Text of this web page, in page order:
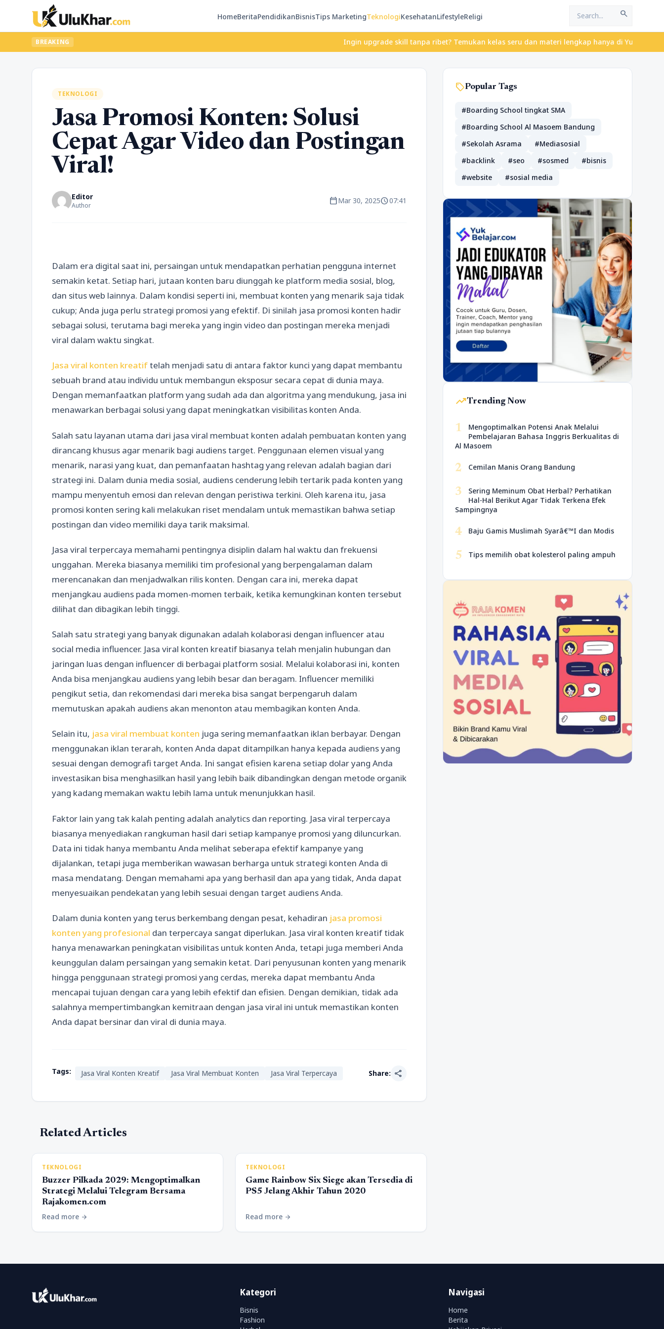
HomeBeritaPendidikanBisnisTips MarketingTeknologiKesehatanLifestyleReligi search
BREAKING Ingin upgrade skill tanpa ribet? Temukan kelas seru dan materi lengkap hanya di
TEKNOLOGI
Jasa Promosi Konten: Solusi
Cepat Agar Video dan Postingan
Viral!
Editor
Author calendar_todayMar 30, 2025schedule07:41
Dalam era digital saat ini, persaingan untuk mendapatkan perhatian pengguna internet
semakin ketat. Setiap hari, jutaan konten baru diunggah ke platform media sosial, blog,
dan situs web lainnya. Dalam kondisi seperti ini, membuat konten yang menarik saja tidak
cukup; Anda juga perlu strategi promosi yang efektif. Di sinilah jasa promosi konten hadir
sebagai solusi, terutama bagi mereka yang ingin video dan postingan mereka menjadi
viral dalam waktu singkat.
Jasa viral konten kreatiftelah menjadi satu di antara faktor kunci yang dapat membantu
sebuah brand atau individu untuk membangun eksposur secara cepat di dunia maya.
Dengan memanfaatkan platform yang sudah ada dan algoritma yang mendukung, jasa ini
menawarkan berbagai solusi yang dapat meningkatkan visibilitas konten Anda.
Salah satu layanan utama dari jasa viral membuat konten adalah pembuatan konten yang
dirancang khusus agar menarik bagi audiens target. Penggunaan elemen visual yang
menarik, narasi yang kuat, dan pemanfaatan hashtag yang relevan adalah bagian dari
strategi ini. Dalam dunia media sosial, audiens cenderung lebih tertarik pada konten yang
mampu menyentuh emosi dan relevan dengan peristiwa terkini. Oleh karena itu, jasa
promosi konten sering kali melakukan riset mendalam untuk memastikan bahwa setiap
postingan dan video memiliki daya tarik maksimal.
Jasa viral terpercaya memahami pentingnya disiplin dalam hal waktu dan frekuensi
unggahan. Mereka biasanya memiliki tim profesional yang berpengalaman dalam
merencanakan dan menjadwalkan rilis konten. Dengan cara ini, mereka dapat
menjangkau audiens pada momen-momen terbaik, ketika kemungkinan konten tersebut
dilihat dan dibagikan lebih tinggi.
Salah satu strategi yang banyak digunakan adalah kolaborasi dengan influencer atau
social media influencer. Jasa viral konten kreatif biasanya telah menjalin hubungan dan
jaringan luas dengan influencer di berbagai platform sosial. Melalui kolaborasi ini, konten
Anda bisa menjangkau audiens yang lebih besar dan beragam. Influencer memiliki
pengikut setia, dan rekomendasi dari mereka bisa sangat berpengaruh dalam
memutuskan apakah audiens akan menonton atau membagikan konten Anda.
Selain itu, jasa viral membuat konten juga sering memanfaatkan iklan berbayar. Dengan
menggunakan iklan terarah, konten Anda dapat ditampilkan hanya kepada audiens yang
sesuai dengan demografi target Anda. Ini sangat efisien karena setiap dolar yang Anda
investasikan bisa menghasilkan hasil yang lebih baik dibandingkan dengan metode organik
yang kadang memakan waktu lebih lama untuk menunjukkan hasil.
Faktor lain yang tak kalah penting adalah analytics dan reporting. Jasa viral terpercaya
biasanya menyediakan rangkuman hasil dari setiap kampanye promosi yang diluncurkan.
Data ini tidak hanya membantu Anda melihat seberapa efektif kampanye yang
dijalankan, tetapi juga memberikan wawasan berharga untuk strategi konten Anda di
masa mendatang. Dengan memahami apa yang berhasil dan apa yang tidak, Anda dapat
menyesuaikan pendekatan yang lebih sesuai dengan target audiens Anda.
Dalam dunia konten yang terus berkembang dengan pesat, kehadiran jasa promosi
konten yang profesional dan terpercaya sangat diperlukan. Jasa viral konten kreatif tidak
hanya menawarkan peningkatan visibilitas untuk konten Anda, tetapi juga memberi Anda
keunggulan dalam persaingan yang semakin ketat. Dari penyusunan konten yang menarik
hingga penggunaan strategi promosi yang cerdas, mereka dapat membantu Anda
mencapai tujuan dengan cara yang lebih efektif dan efisien. Dengan demikian, tidak ada
salahnya mempertimbangkan kemitraan dengan jasa viral ini untuk memastikan konten
Anda dapat bersinar dan viral di dunia maya.
Tags: Jasa Viral Konten Kreatif Jasa Viral Membuat Konten Jasa Viral Terpercaya Share: share
Related Articles
TEKNOLOGI
Buzzer Pilkada 2029: Mengoptimalkan
Strategi Melalui Telegram Bersama
Rajakomen.com
Read more arrow_forward
TEKNOLOGI
Game Rainbow Six Siege akan Tersedia di
PS5 Jelang Akhir Tahun 2020
Read more arrow_forward
sellPopular Tags
#Boarding School tingkat SMA
#Boarding School Al Masoem Bandung
#Sekolah Asrama
#Mediasosial
#backlink
#seo #sosmed
#bisnis
#website
#sosial media
trending_upTrending Now
1
Mengoptimalkan Potensi Anak Melalui
Pembelajaran Bahasa Inggris Berkualitas di
Al Masoem
2 Cemilan Manis Orang Bandung
3
Sering Meminum Obat Herbal? Perhatikan
Hal-Hal Berikut Agar Tidak Terkena Efek
Sampingnya
4 Baju Gamis Muslimah Syarâ€™I dan Modis
5 Tips memilih obat kolesterol paling ampuh
Kategori
Bisnis
Fashion
Navigasi
Home
Berita